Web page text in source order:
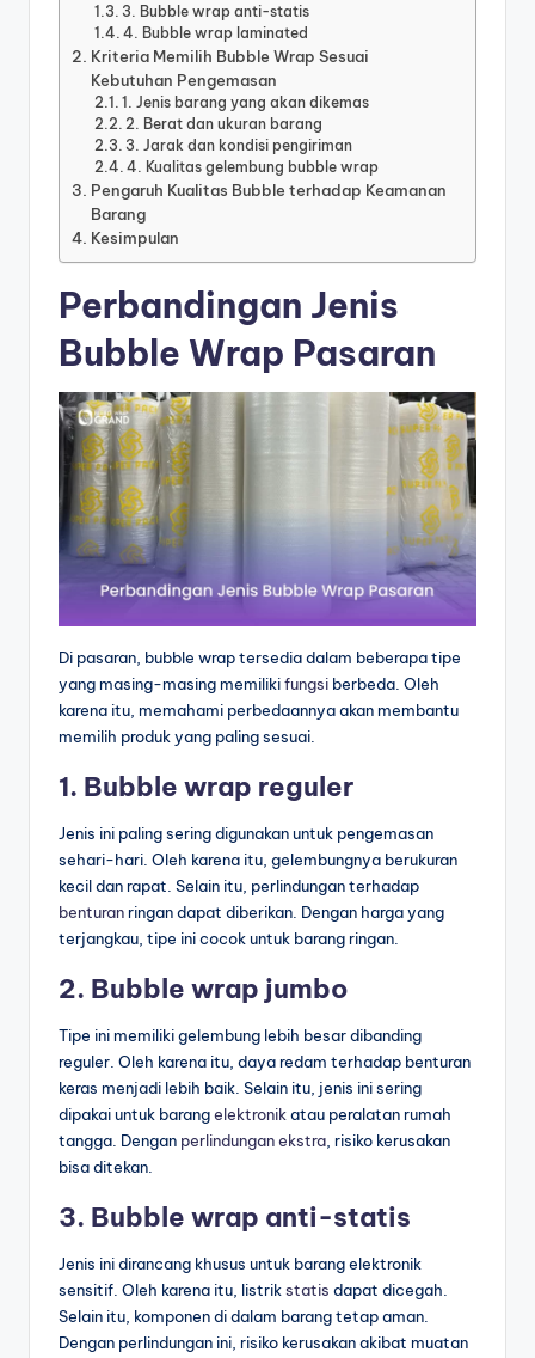
3. Bubble wrap anti-statis
4. Bubble wrap laminated
Kriteria Memilih Bubble Wrap Sesuai
Kebutuhan Pengemasan
1. Jenis barang yang akan dikemas
2. Berat dan ukuran barang
3. Jarak dan kondisi pengiriman
4. Kualitas gelembung bubble wrap
Pengaruh Kualitas Bubble terhadap Keamanan
Barang
Kesimpulan
Perbandingan Jenis
Bubble Wrap Pasaran
Di pasaran, bubble wrap tersedia dalam beberapa tipe
yang masing-masing memilikifungsi berbeda. Oleh
karena itu, memahami perbedaannya akan membantu
memilih produk yang paling sesuai.
1. Bubble wrap reguler
Jenis ini paling sering digunakan untuk pengemasan
sehari-hari. Oleh karena itu, gelembungnya berukuran
kecil dan rapat. Selain itu, perlindungan terhadap
benturanringan dapat diberikan. Dengan harga yang
terjangkau, tipe ini cocok untuk barang ringan.
2. Bubble wrap jumbo
Tipe ini memiliki gelembung lebih besar dibanding
reguler. Oleh karena itu, daya redam terhadap benturan
keras menjadi lebih baik. Selain itu, jenis ini sering
dipakai untuk barangelektronikatau peralatan rumah
tangga. Dengan perlindungan ekstra, risiko kerusakan
bisa ditekan.
3. Bubble wrap anti-statis
Jenis ini dirancang khusus untuk barang elektronik
sensitif. Oleh karena itu, listrikstatis dapat dicegah.
Selain itu, komponen di dalam barang tetap aman.
Dengan perlindungan ini, risiko kerusakan akibat muatan